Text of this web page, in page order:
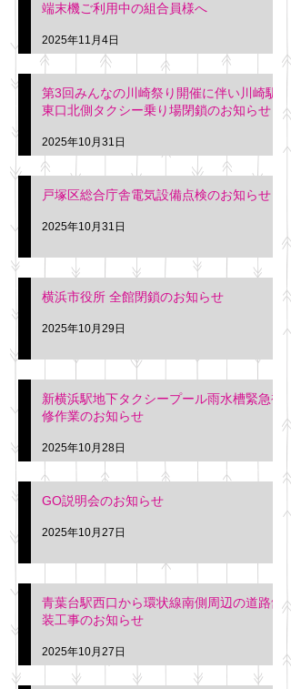
端末機ご利用中の組合員様へ
2025年11月4日
第3回みんなの川崎祭り開催に伴い川崎駅
東口北側タクシー乗り場閉鎖のお知らせ
2025年10月31日
戸塚区総合庁舎電気設備点検のお知らせ
2025年10月31日
横浜市役所 全館閉鎖のお知らせ
2025年10月29日
新横浜駅地下タクシープール雨水槽緊急補
修作業のお知らせ
2025年10月28日
GO説明会のお知らせ
2025年10月27日
青葉台駅西口から環状線南側周辺の道路舗
装工事のお知らせ
2025年10月27日